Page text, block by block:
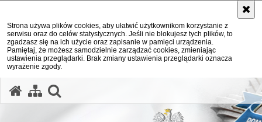
Strona używa plików cookies, aby ułatwić użytkownikom korzystanie z
serwisu oraz do celów statystycznych. Jeśli nie blokujesz tych plików, to
zgadzasz się na ich użycie oraz zapisanie w pamięci urządzenia.
Pamiętaj, że możesz samodzielnie zarządzać cookies, zmieniając
ustawienia przeglądarki. Brak zmiany ustawienia przeglądarki oznacza
wyrażenie zgody.